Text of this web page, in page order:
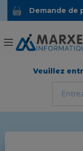
Demande de
Veuillez